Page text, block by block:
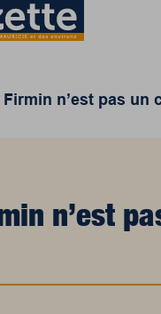
Firmin n’est pas un
n’est